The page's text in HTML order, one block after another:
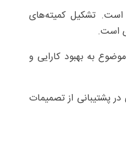
است. تشکیل کمیته‌های
است.
به بهبود کارایی و
پشتیبانی از تصمیمات